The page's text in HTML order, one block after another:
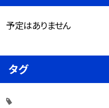
予定はありません
タグ